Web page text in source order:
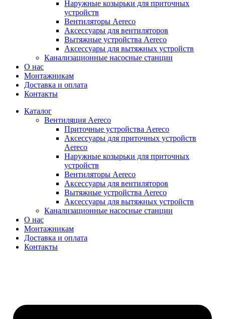
Наружные козырьки для приточных
устройств
Вентиляторы Aereco
Аксессуары для вентиляторов
Вытяжные устройства Aereco
Аксессуары для вытяжных устройств
Канализационные насосные станции
О нас
Монтажникам
Доставка и оплата
Контакты
Каталог
Вентиляция Aereco
Приточные устройства Aereco
Аксессуары для приточных устройств
Aereco
Наружные козырьки для приточных
устройств
Вентиляторы Aereco
Аксессуары для вентиляторов
Вытяжные устройства Aereco
Аксессуары для вытяжных устройств
Канализационные насосные станции
О нас
Монтажникам
Доставка и оплата
Контакты